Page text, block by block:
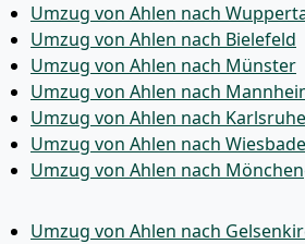
Umzug von Ahlen nach
Umzug von Ahlen nach Bielefeld
Umzug von Ahlen nach Münster
Umzug von Ahlen nach
Umzug von Ahlen nach Karlsruhe
Umzug von Ahlen nach
Umzug von Ahlen nach
Umzug von Ahlen nach